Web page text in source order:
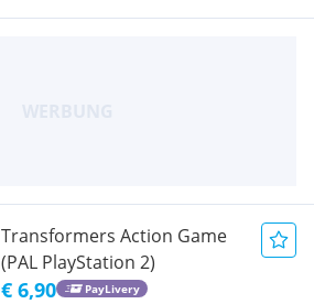
Transformers Action Game
(PAL PlayStation 2)
€ 6,90 PayLivery